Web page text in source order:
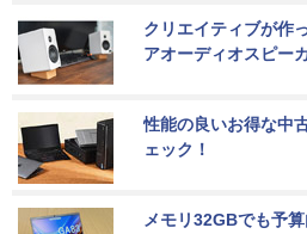
クリエイティブが作
アオーディオスピー
性能の良いお得な中
ェック！
メモリ32GBでも予